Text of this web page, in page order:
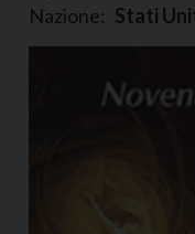
Nazione: Stati